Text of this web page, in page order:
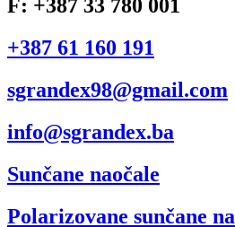
F: +387 33 780 001
+387 61 160 191
sgrandex98@gmail.com
info@sgrandex.ba
Sunčane naočale
Polarizovane sunčane